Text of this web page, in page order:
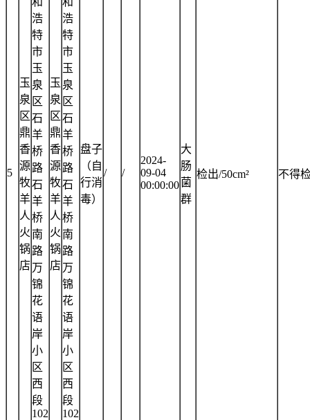
5
玉
泉
区
鼎
香
源
牧
羊
人
火
锅
店
浩
特
市
玉
泉
区
石
羊
桥
路
石
羊
桥
南
路
万
锦
花
语
岸
小
区
西
段
102
玉
泉
区
鼎
香
源
牧
羊
人
火
锅
店
浩
特
市
玉
泉
区
石
羊
桥
路
石
羊
桥
南
路
万
锦
花
语
岸
小
区
西
段
102
盘子
（自
行消
毒）
/ /
2024-
09-04
00:00:00
大
肠
菌
群
检出/50cm² 不得